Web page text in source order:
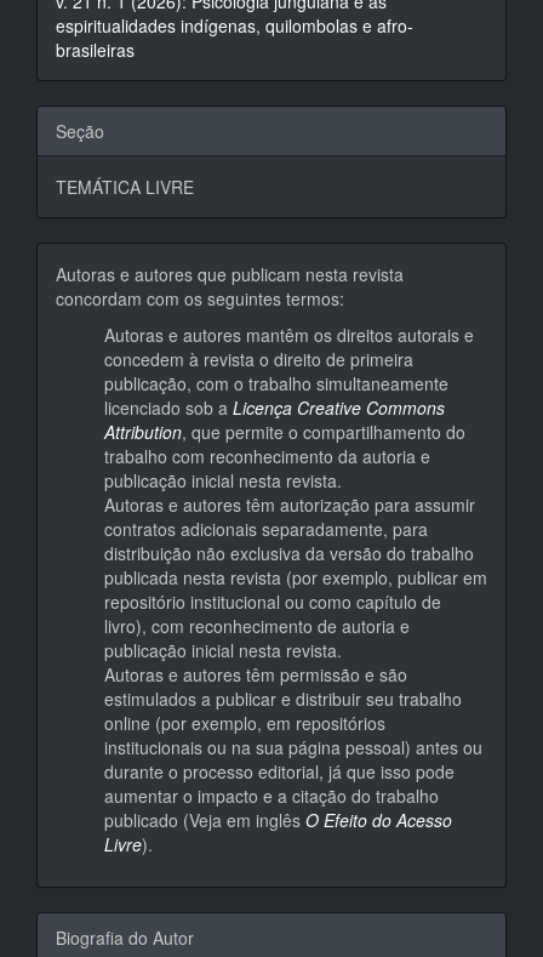
espiritualidades indígenas, quilombolas e afro-
brasileiras
Seção
TEMÁTICA LIVRE
Autoras e autores que publicam nesta revista
concordam com os seguintes termos:
Autoras e autores mantêm os direitos autorais e
concedem à revista o direito de primeira
publicação, com o trabalho simultaneamente
licenciado sob a Licença Creative Commons
Attribution, que permite o compartilhamento do
trabalho com reconhecimento da autoria e
publicação inicial nesta revista.
Autoras e autores têm autorização para assumir
contratos adicionais separadamente, para
distribuição não exclusiva da versão do trabalho
publicada nesta revista (por exemplo, publicar em
repositório institucional ou como capítulo de
livro), com reconhecimento de autoria e
publicação inicial nesta revista.
Autoras e autores têm permissão e são
estimulados a publicar e distribuir seu trabalho
online (por exemplo, em repositórios
institucionais ou na sua página pessoal) antes ou
durante o processo editorial, já que isso pode
aumentar o impacto e a citação do trabalho
publicado (Veja em inglês O Efeito do Acesso
Livre).
Biografia do Autor